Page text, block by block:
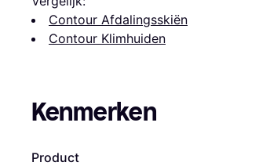
Contour Afdalingsskiën
Contour Klimhuiden
Kenmerken
Product